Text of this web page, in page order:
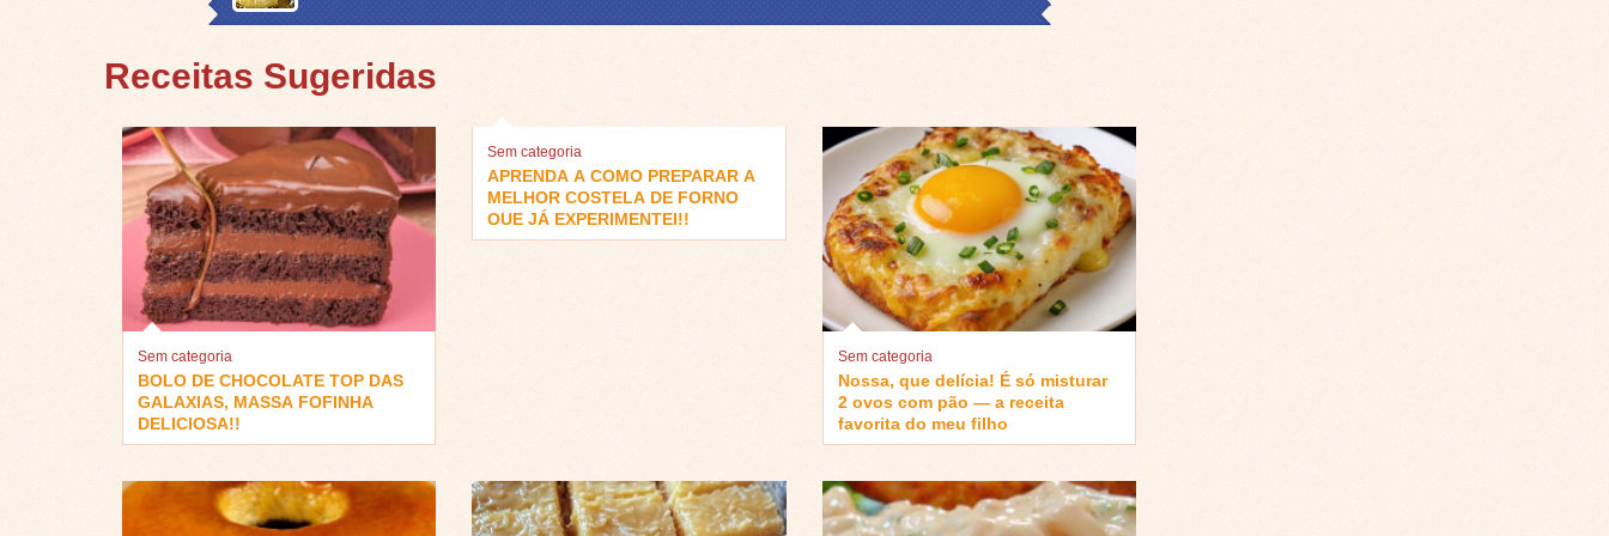
Receitas Sugeridas
Sem categoria
BOLO DE CHOCOLATE TOP DAS
GALAXIAS, MASSA FOFINHA
DELICIOSA!!
Sem categoria
APRENDA A COMO PREPARAR A
MELHOR COSTELA DE FORNO
QUE JÁ EXPERIMENTEI!!
Sem categoria
Nossa, que delícia! É só misturar
2 ovos com pão — a receita
favorita do meu filho